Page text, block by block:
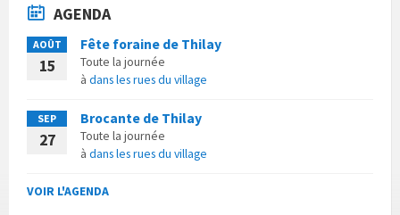
AGENDA
AOÛT
15
Fête foraine de Thilay
Toute la journée
à dans les rues du village
SEP
27
Brocante de Thilay
Toute la journée
à dans les rues du village
VOIR L'AGENDA